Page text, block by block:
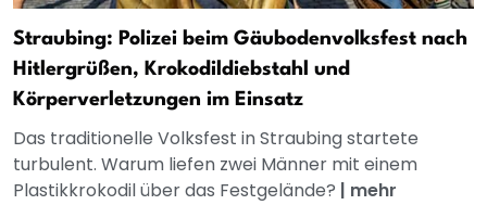
Straubing: Polizei beim Gäubodenvolksfest nach
Hitlergrüßen, Krokodildiebstahl und
Körperverletzungen im Einsatz
Das traditionelle Volksfest in Straubing startete
turbulent. Warum liefen zwei Männer mit einem
Plastikkrokodil über das Festgelände? | mehr